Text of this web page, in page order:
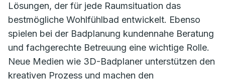
Lösungen, der für jede Raumsituation das
bestmögliche Wohlfühlbad entwickelt. Ebenso
spielen bei der Badplanung kundennahe Beratung
und fachgerechte Betreuung eine wichtige Rolle.
Neue Medien wie 3D-Badplaner unterstützen den
kreativen Prozess und machen den